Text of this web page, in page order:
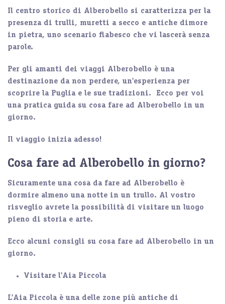
Il centro storico di Alberobello si caratterizza per la
presenza di trulli, muretti a secco e antiche dimore
in pietra, uno scenario fiabesco che vi lascerà senza
parole.
Per gli amanti dei viaggi Alberobello è una
destinazione da non perdere, un'esperienza per
scoprire la Puglia e le sue tradizioni. Ecco per voi
una pratica guida su cosa fare ad Alberobello in un
giorno.
Il viaggio inizia adesso!
Cosa fare ad Alberobello in giorno?
Sicuramente una cosa da fare ad Alberobello è
dormire almeno una notte in un trullo. Al vostro
risveglio avrete la possibilità di visitare un luogo
pieno di storia e arte.
Ecco alcuni consigli su cosa fare ad Alberobello in un
giorno.
Visitare l'Aia Piccola
L’Aia Piccolaè una delle zone più antiche di